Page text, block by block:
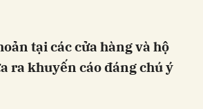
tại các cửa hàng và hộ
ra khuyến cáo đáng chú ý